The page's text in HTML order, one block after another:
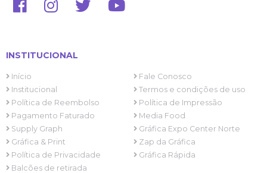
INSTITUCIONAL
Início
Fale Conosco
Institucional
Termos e condições de uso
Política de Reembolso
Política de Impressão
Pagamento Faturado
Media Food
Supply Graph
Gráfica Expo Center Norte
Gráfica & Print
Zap da Gráfica
Política de Privacidade
Gráfica Rápida
Balcões de retirada